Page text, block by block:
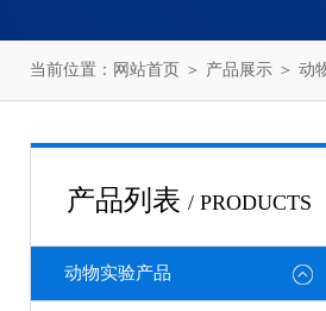
当前位置： 网站首页 ＞ 产品展示 ＞ 动
产品列表 / PRODUCTS
动物实验产品